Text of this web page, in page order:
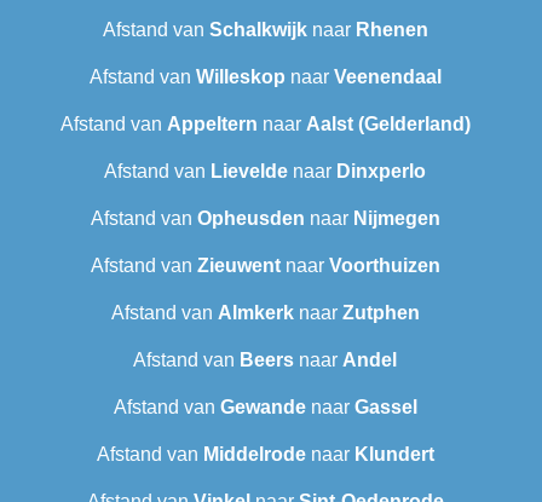
Afstand van Schalkwijknaar Rhenen
Afstand van Willeskop naar Veenendaal
Afstand van Appeltern naar Aalst (Gelderland)
Afstand van Lievelde naar Dinxperlo
Afstand van Opheusden naar Nijmegen
Afstand van Zieuwentnaar Voorthuizen
Afstand van Almkerknaar Zutphen
Afstand van Beers naar Andel
Afstand van Gewandenaar Gassel
Afstand van Middelrodenaar Klundert